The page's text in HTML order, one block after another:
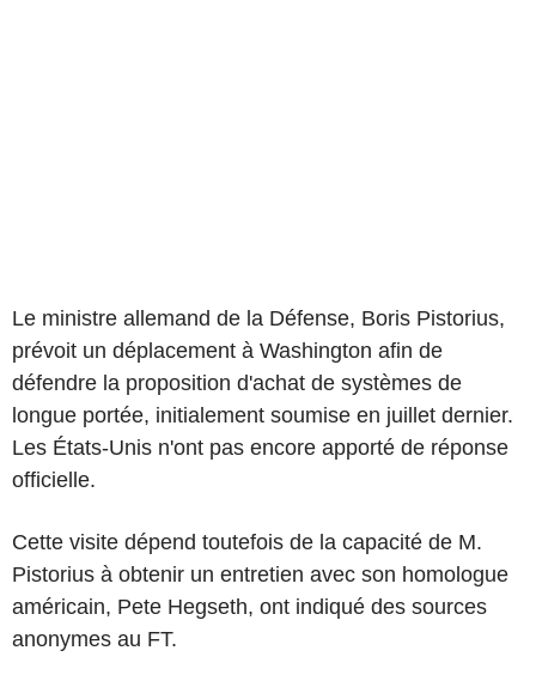
Le ministre allemand de la Défense, Boris Pistorius,
prévoit un déplacement à Washington afin de
défendre la proposition d'achat de systèmes de
longue portée, initialement soumise en juillet dernier.
Les États-Unis n'ont pas encore apporté de réponse
officielle.
Cette visite dépend toutefois de la capacité de M.
Pistorius à obtenir un entretien avec son homologue
américain, Pete Hegseth, ont indiqué des sources
anonymes au FT.